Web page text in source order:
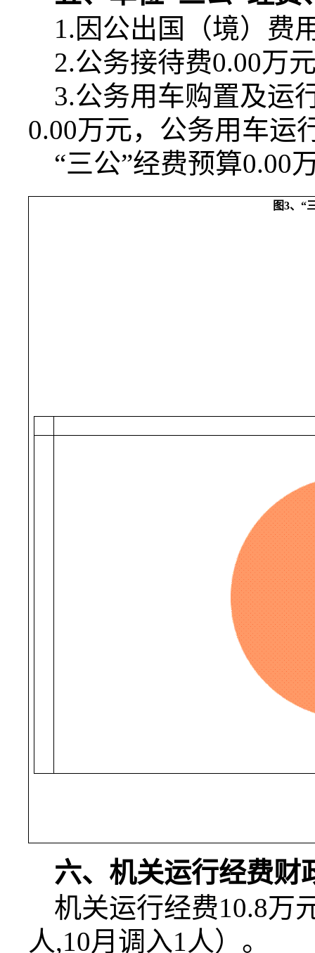
1.因公出国（境）费
2.公务接待费0.00万
3.公务用车购置及运
0.00万元，公务用车运
“三公”经费预算0.00
图3、“
六、机关运行经费财
机关运行经费10.8万
人,10月调入1 人）。